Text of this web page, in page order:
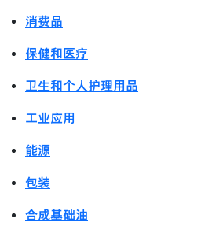
消费品
保健和医疗
卫生和个人护理用品
工业应用
能源
包装
合成基础油